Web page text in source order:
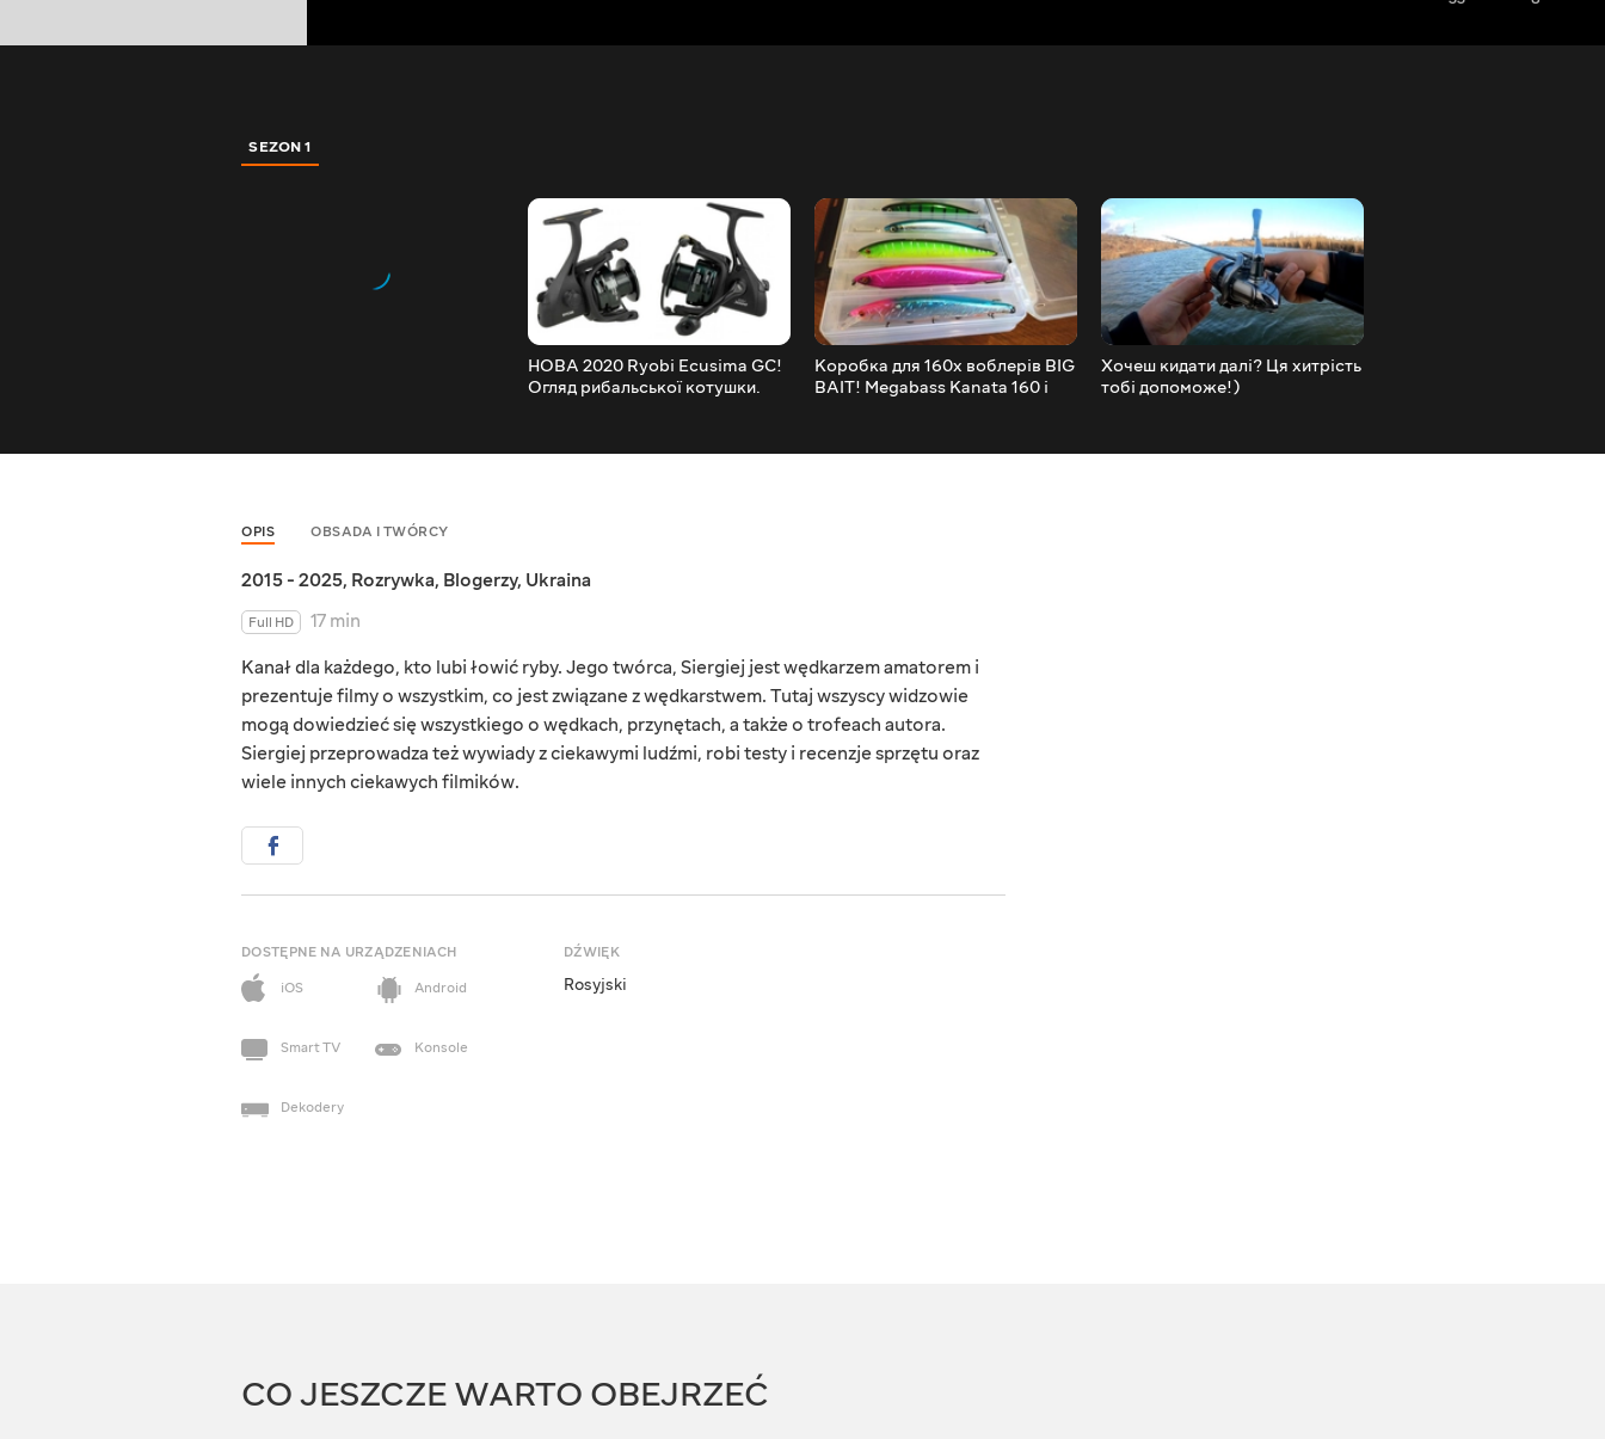
SEZON 1
НОВА 2020 Ryobi Ecusima GC!
Огляд рибальської котушки.
Коробка для 160х воблерів BIG
BAIT! Megabass Kanata 160 і
Хочеш кидати далі? Ця хитрість
тобі допоможе!)
OPIS OBSADA I TWÓRCY
2015 - 2025, Rozrywka, Blogerzy, Ukraina
Full HD
17 min
Kanał dla każdego, kto lubi łowić ryby. Jego twórca, Siergiej jest wędkarzem amatorem i
prezentuje filmy o wszystkim, co jest związane z wędkarstwem. Tutaj wszyscy widzowie
mogą dowiedzieć się wszystkiego o wędkach, przynętach, a także o trofeach autora.
Siergiej przeprowadza też wywiady z ciekawymi ludźmi, robi testy i recenzje sprzętu oraz
wiele innych ciekawych filmików.
DOSTĘPNE NA URZĄDZENIACH
iOS
Android
Smart TV Konsole
Dekodery
DŹWIĘK
Rosyjski
CO JESZCZE WARTO OBEJRZEĆ